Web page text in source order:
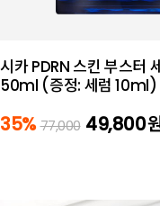
시카 PDRN 스킨 부스터
50ml (증정: 세럼 10ml)
35% 77,000 49,800